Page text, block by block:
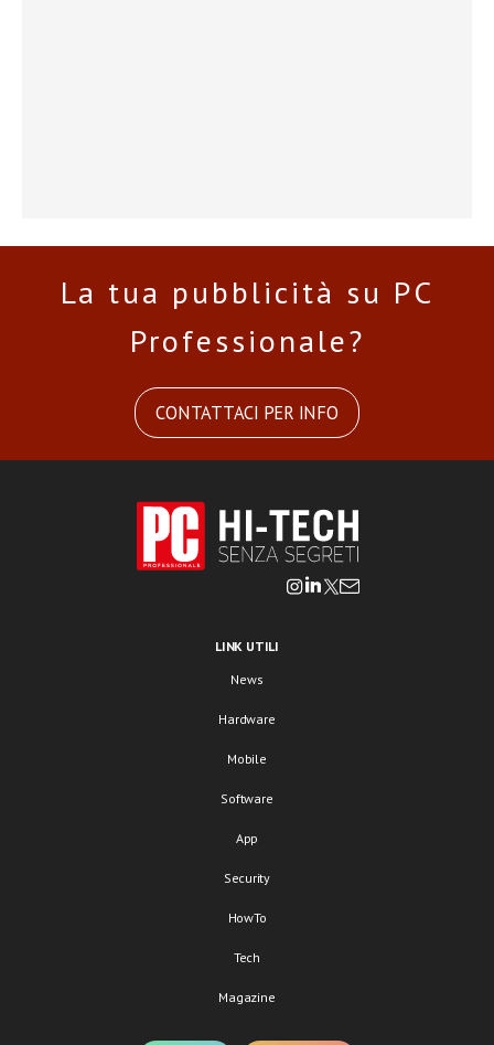
La tua pubblicità su PC
Professionale?
CONTATTACI PER INFO
LINK UTILI
News
Hardware
Mobile
Software
App
Security
HowTo
Tech
Magazine